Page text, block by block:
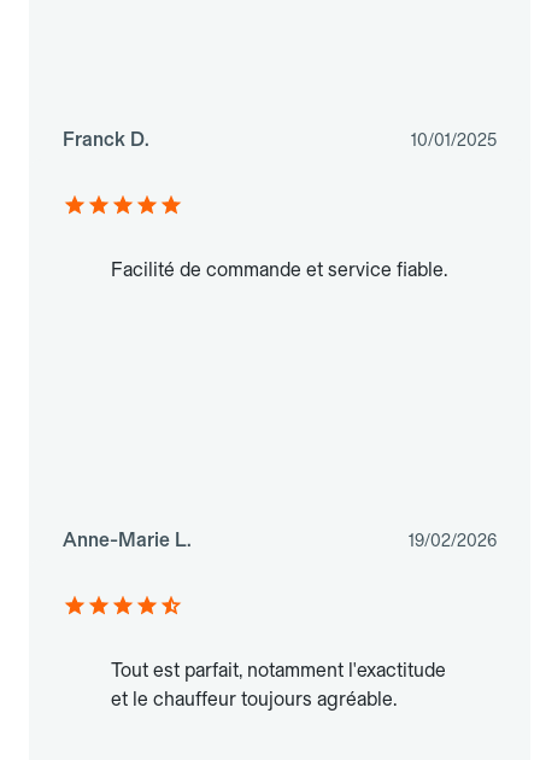
Franck D. 10/01/2025
Facilité de commande et service fiable.
Anne-Marie L. 19/02/2026
Tout est parfait, notamment l'exactitude
et le chauffeur toujours agréable.